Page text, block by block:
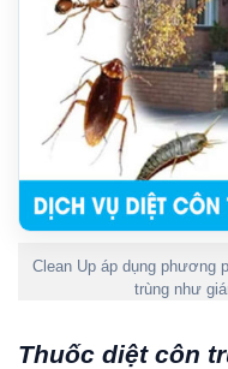
Clean Up áp dụng phương
trùng như
Thuốc diệt côn